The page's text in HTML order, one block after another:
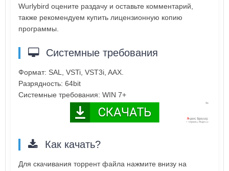
Wurlybird оцените раздачу и оставьте комментарий,
также рекомендуем купить лицензионную копию
программы.
Системные требования
Формат: SAL, VSTi, VST3i, AAX.
Разрядность: 64bit
Системные требования: WIN 7+
Как качать?
Для скачивания торрент файла нажмите внизу на